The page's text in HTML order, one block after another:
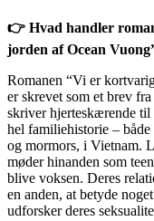
👉 Hvad handler
jorden af Ocean
Romanen “Vi er
er skrevet som et brev
skriver hjerteskærende til
hel familiehistorie –
og mormors, i Vietnam.
møder hinanden som
blive voksen. Deres
en anden, at betyde
udforsker deres